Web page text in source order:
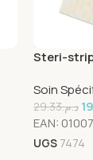
Steri-
Soin
د.م.29.33
EAN:
UGS 7474